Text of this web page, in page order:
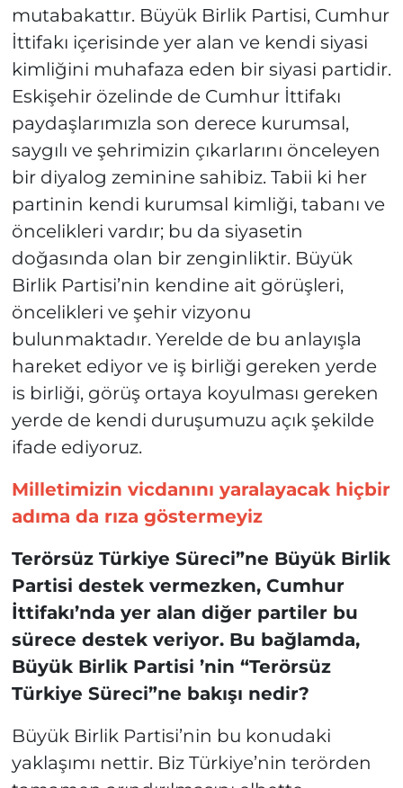
mutabakattır. Büyük Birlik Partisi, Cumhur
İttifakı içerisinde yer alan ve kendi siyasi
kimliğini muhafaza eden bir siyasi partidir.
Eskişehir özelinde de Cumhur İttifakı
paydaşlarımızla son derece kurumsal,
saygılı ve şehrimizin çıkarlarını önceleyen
bir diyalog zeminine sahibiz. Tabii ki her
partinin kendi kurumsal kimliği, tabanı ve
öncelikleri vardır; bu da siyasetin
doğasında olan bir zenginliktir. Büyük
Birlik Partisi’nin kendine ait görüşleri,
öncelikleri ve şehir vizyonu
bulunmaktadır. Yerelde de bu anlayışla
hareket ediyor ve iş birliği gereken yerde
is birliği, görüş ortaya koyulması gereken
yerde de kendi duruşumuzu açık şekilde
ifade ediyoruz.
Milletimizin vicdanını yaralayacak hiçbir
adıma da rıza göstermeyiz
Terörsüz Türkiye Süreci”ne Büyük Birlik
Partisi destek vermezken, Cumhur
İttifakı’nda yer alan diğer partiler bu
sürece destek veriyor. Bu bağlamda,
Büyük Birlik Partisi ’nin “Terörsüz
Türkiye Süreci”ne bakışı nedir?
Büyük Birlik Partisi’nin bu konudaki
yaklaşımı nettir. Biz Türkiye’nin terörden